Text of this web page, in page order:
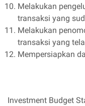
Melakukan
transaksi yang
Melakukan
transaksi yang
Mempersiapkan
Investment Budget